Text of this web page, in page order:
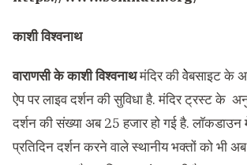
काशी विश्वनाथ
वाराणसी के काशी विश्वनाथमंदिर की वेेबसाइट के
ऐप पर लाइव दर्शन की सुविधा है. मंदिर ट्रस्ट के
दर्शन की संख्या अब 25 हजार हो गई है. लाॅकडाउन
प्रतिदिन दर्शन करने वाले स्थानीय भक्तों को भी